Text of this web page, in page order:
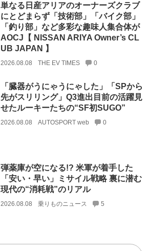
単なる日産アリアのオーナーズクラブ
にとどまらず「技術部」「バイク部」
「釣り部」など多彩な趣味人集合体が
AOCJ【 NISSAN ARIYA Owner’s CL
UB JAPAN 】
2026.08.08 THE EV TIMES 0
「臓器がうにゃうにゃした」「SPから
先がスリリング」Q3進出目前の活躍見
せたルーキーたちの“SF初SUGO”
2026.08.08 AUTOSPORT web 0
弾薬庫が空になる!? 米軍が着手した
「安い・早い」ミサイル戦略 裏に潜む
現代の“消耗戦”のリアル
2026.08.08 乗りものニュース 5